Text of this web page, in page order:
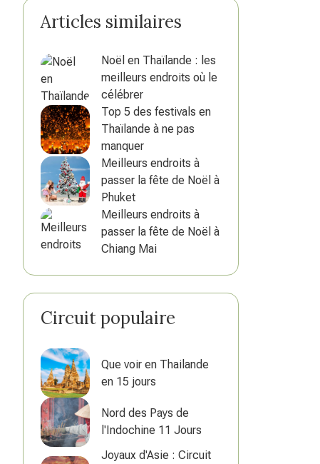
Articles similaires
Noël en Thaïlande : les
meilleurs endroits où le
célébrer
Top 5 des festivals en
Thaïlande à ne pas
manquer
Meilleurs endroits à
passer la fête de Noël à
Phuket
Meilleurs endroits à
passer la fête de Noël à
Chiang Mai
Circuit populaire
Que voir en Thailande
en 15 jours
Nord des Pays de
l'Indochine 11 Jours
Joyaux d'Asie : Circuit